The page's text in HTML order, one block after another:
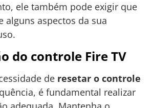
ele também pode exigir que
alguns aspectos da sua
do controle Fire TV
de resetar o controle
é fundamental realizar